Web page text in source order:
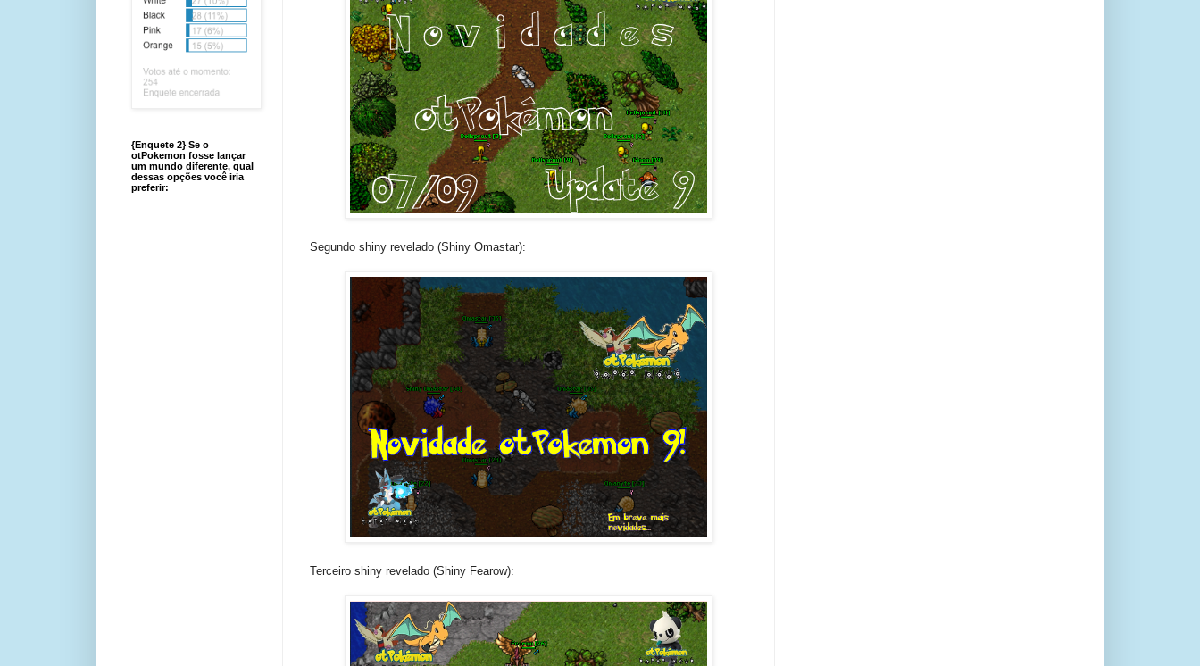
Segundo shiny revelado (Shiny Omastar):
Terceiro shiny revelado (Shiny Fearow):
{Enquete 2} Se o
otPokemon fosse lançar
um mundo diferente, qual
dessas opções você iria
preferir: